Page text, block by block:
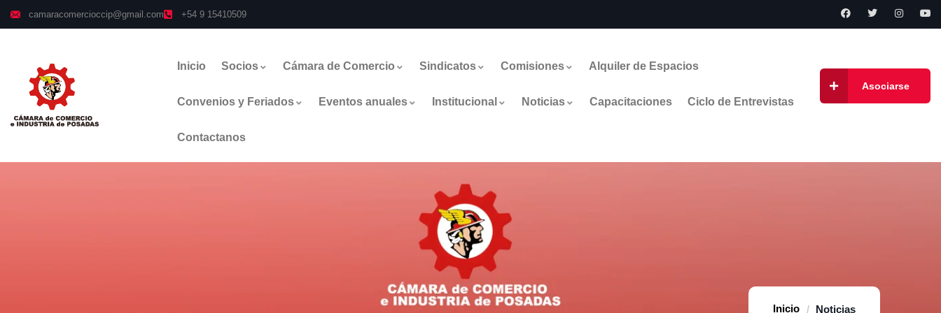
camaracomercioccip@gmail.com +54 9 15410509
Inicio Socios Cámara de Comercio Sindicatos Comisiones Alquiler de Espacios
Convenios y Feriados Eventos anuales Institucional Noticias Capacitaciones Ciclo de Entrevistas
Contactanos
Asociarse
Home Noticias